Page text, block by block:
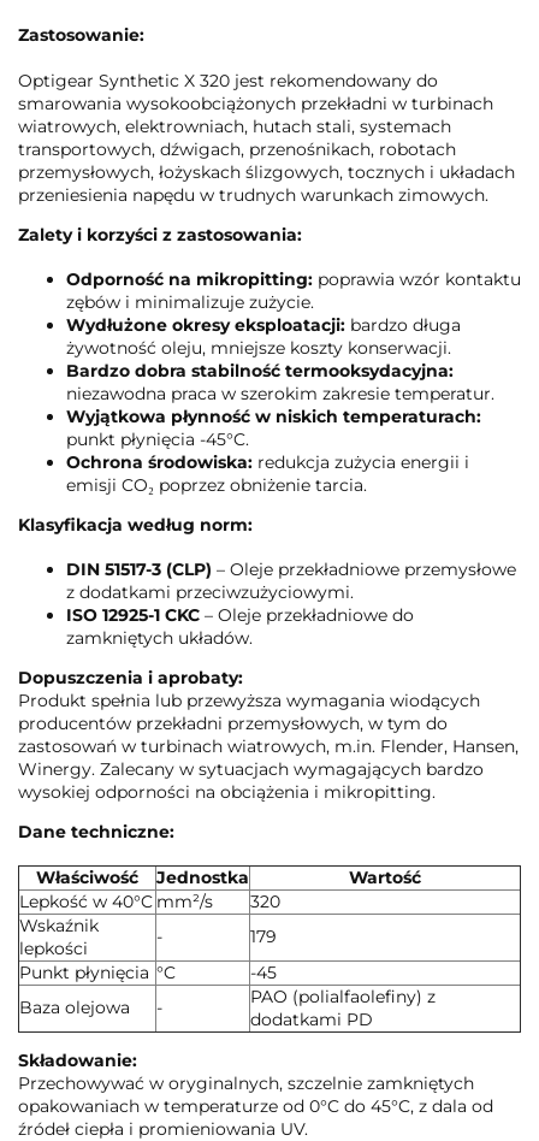
Zastosowanie:
Optigear Synthetic X 320 jest rekomendowany do
smarowania wysokoobciążonych przekładni w turbinach
wiatrowych, elektrowniach, hutach stali, systemach
transportowych, dźwigach, przenośnikach, robotach
przemysłowych, łożyskach ślizgowych, tocznych i układach
przeniesienia napędu w trudnych warunkach zimowych.
Zalety i korzyści z zastosowania:
Odporność na mikropitting: poprawia wzór kontaktu
zębów i minimalizuje zużycie.
Wydłużone okresy eksploatacji: bardzo długa
żywotność oleju, mniejsze koszty konserwacji.
Bardzo dobra stabilność termooksydacyjna:
niezawodna praca w szerokim zakresie temperatur.
Wyjątkowa płynność w niskich temperaturach:
punkt płynięcia -45°C.
Ochrona środowiska: redukcja zużycia energii i
emisji CO₂ poprzez obniżenie tarcia.
Klasyfikacja według norm:
DIN 51517-3 (CLP) – Oleje przekładniowe przemysłowe
z dodatkami przeciwzużyciowymi.
ISO 12925-1 CKC – Oleje przekładniowe do
zamkniętych układów.
Dopuszczenia i aprobaty:
Produkt spełnia lub przewyższa wymagania wiodących
producentów przekładni przemysłowych, w tym do
zastosowań w turbinach wiatrowych, m.in. Flender, Hansen,
Winergy. Zalecany w sytuacjach wymagających bardzo
wysokiej odporności na obciążenia i mikropitting.
Dane techniczne:
Właściwość Jednostka
Wartość
Lepkość w 40°C mm²/s
320
Wskaźnik
lepkości
-
179
Punkt płynięcia °C
-45
Baza olejowa
-
PAO (polialfaolefiny) z
dodatkami PD
Składowanie:
Przechowywać w oryginalnych, szczelnie zamkniętych
opakowaniach w temperaturze od 0°C do 45°C, z dala od
źródeł ciepła i promieniowania UV.